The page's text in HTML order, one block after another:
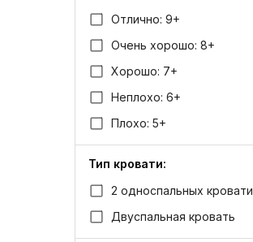
Отлично: 9+
Очень хорошо: 8+
Хорошо: 7+
Неплохо: 6+
Плохо: 5+
Тип кровати:
2 односпальных кровати
Двуспальная кровать